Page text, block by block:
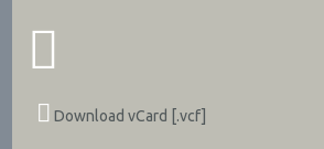
Download vCard [.vcf]